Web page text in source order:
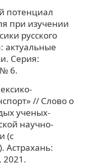
потенциал
при изучении
русского
актуальные
Серия:
6.
// Слово о
ученых-
научно-
(с
Астрахань:
2021.